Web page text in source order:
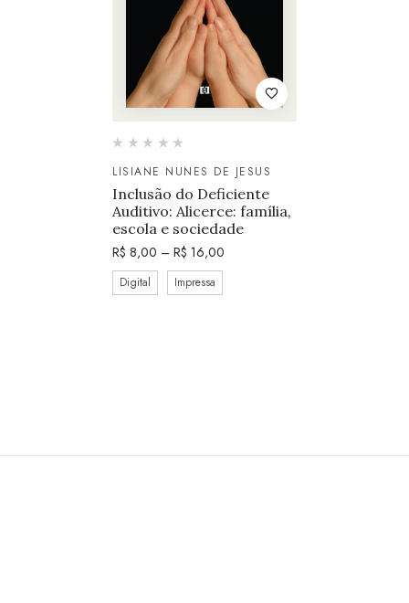
LISIANE NUNES DE JESUS
Inclusão do Deficiente
Auditivo: Alicerce: família,
escola e sociedade
R$ 8,00 – R$ 16,00
Digital Impressa